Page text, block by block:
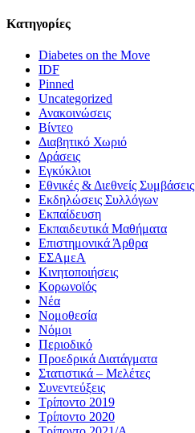
Kατηγορίες
Diabetes on the Move
IDF
Pinned
Uncategorized
Ανακοινώσεις
Βίντεο
Διαβητικό Χωριό
Δράσεις
Εγκύκλιοι
Εθνικές & Διεθνείς Συμβάσεις
Εκδηλώσεις Συλλόγων
Εκπαίδευση
Εκπαιδευτικά Μαθήματα
Επιστημονικά Άρθρα
ΕΣΑμεΑ
Κινητοποιήσεις
Κορωνοϊός
Νέα
Νομοθεσία
Νόμοι
Περιοδικό
Προεδρικά Διατάγματα
Στατιστικά – Μελέτες
Συνεντεύξεις
Τρίποντο 2019
Τρίποντο 2020